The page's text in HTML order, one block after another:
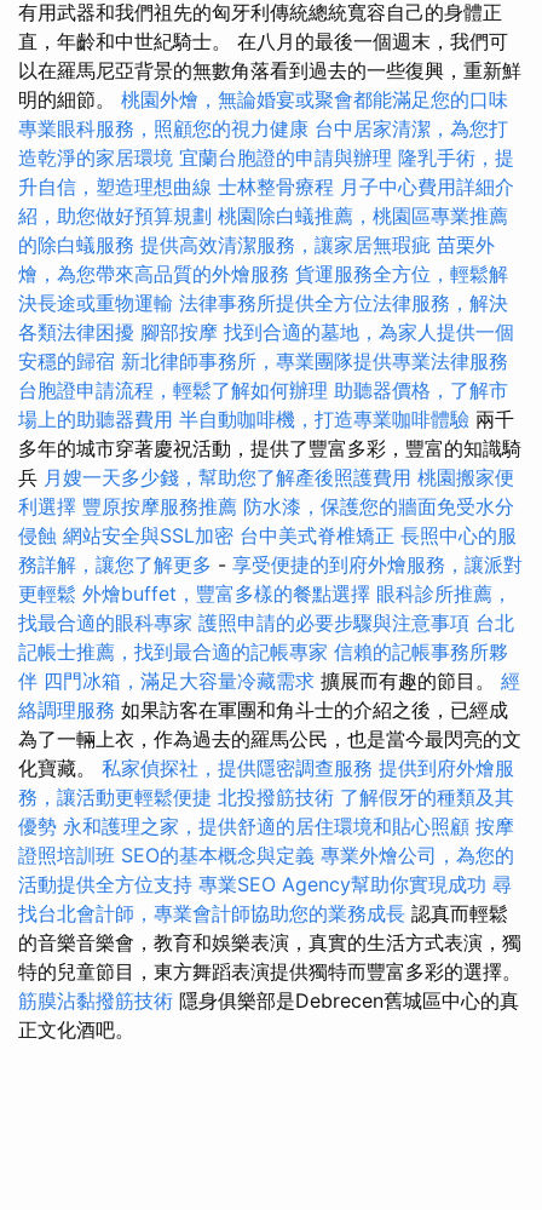
有用武器和我們祖先的匈牙利傳統總統寬容自己的身體正
直，年齡和中世紀騎士。 在八月的最後一個週末，我們可
以在羅馬尼亞背景的無數角落看到過去的一些復興，重新鮮
明的細節。 桃園外燴，無論婚宴或聚會都能滿足您的口味
專業眼科服務，照顧您的視力健康 台中居家清潔，為您打
造乾淨的家居環境 宜蘭台胞證的申請與辦理 隆乳手術，提
升自信，塑造理想曲線 士林整骨療程 月子中心費用詳細介
紹，助您做好預算規劃 桃園除白蟻推薦，桃園區專業推薦
的除白蟻服務 提供高效清潔服務，讓家居無瑕疵 苗栗外
燴，為您帶來高品質的外燴服務 貨運服務全方位，輕鬆解
決長途或重物運輸 法律事務所提供全方位法律服務，解決
各類法律困擾 腳部按摩 找到合適的墓地，為家人提供一個
安穩的歸宿 新北律師事務所，專業團隊提供專業法律服務
台胞證申請流程，輕鬆了解如何辦理 助聽器價格，了解市
場上的助聽器費用 半自動咖啡機，打造專業咖啡體驗 兩千
多年的城市穿著慶祝活動，提供了豐富多彩，豐富的知識騎
兵 月嫂一天多少錢，幫助您了解產後照護費用 桃園搬家便
利選擇 豐原按摩服務推薦 防水漆，保護您的牆面免受水分
侵蝕 網站安全與SSL加密 台中美式脊椎矯正 長照中心的服
務詳解，讓您了解更多 - 享受便捷的到府外燴服務，讓派對
更輕鬆 外燴buffet，豐富多樣的餐點選擇 眼科診所推薦，
找最合適的眼科專家 護照申請的必要步驟與注意事項 台北
記帳士推薦，找到最合適的記帳專家 信賴的記帳事務所夥
伴 四門冰箱，滿足大容量冷藏需求 擴展而有趣的節目。 經
絡調理服務 如果訪客在軍團和角斗士的介紹之後，已經成
為了一輛上衣，作為過去的羅馬公民，也是當今最閃亮的文
化寶藏。 私家偵探社，提供隱密調查服務 提供到府外燴服
務，讓活動更輕鬆便捷 北投撥筋技術 了解假牙的種類及其
優勢 永和護理之家，提供舒適的居住環境和貼心照顧 按摩
證照培訓班 SEO的基本概念與定義 專業外燴公司，為您的
活動提供全方位支持 專業SEO Agency幫助你實現成功 尋
找台北會計師，專業會計師協助您的業務成長 認真而輕鬆
的音樂音樂會，教育和娛樂表演，真實的生活方式表演，獨
特的兒童節目，東方舞蹈表演提供獨特而豐富多彩的選擇。
筋膜沾黏撥筋技術 隱身俱樂部是Debrecen舊城區中心的真
正文化酒吧。